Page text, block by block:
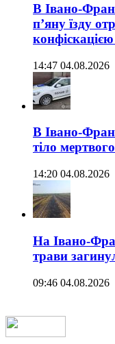
В Івано-
п’яну їзду
14:47 04.08.2026
В Івано-
тіло
14:20 04.08.2026
На Івано-
трави
09:46 04.08.2026